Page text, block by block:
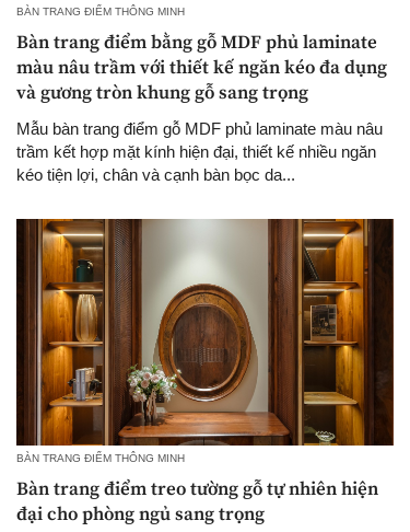
BÀN TRANG ĐIỂM THÔNG MINH
Bàn trang điểm bằng gỗ MDF phủ laminate
màu nâu trầm với thiết kế ngăn kéo đa dụng
và gương tròn khung gỗ sang trọng
Mẫu bàn trang điểm gỗ MDF phủ laminate màu nâu
trầm kết hợp mặt kính hiện đại, thiết kế nhiều ngăn
kéo tiện lợi, chân và cạnh bàn bọc da...
BÀN TRANG ĐIỂM THÔNG MINH
Bàn trang điểm treo tường gỗ tự nhiên hiện
đại cho phòng ngủ sang trọng